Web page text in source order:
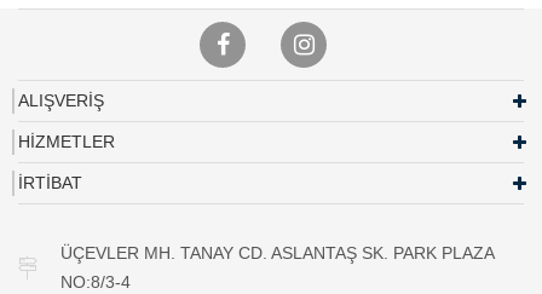
ALIŞVERİŞ
HİZMETLER
İRTİBAT
ÜÇEVLER MH. TANAY CD. ASLANTAŞ SK. PARK PLAZA
NO:8/3-4